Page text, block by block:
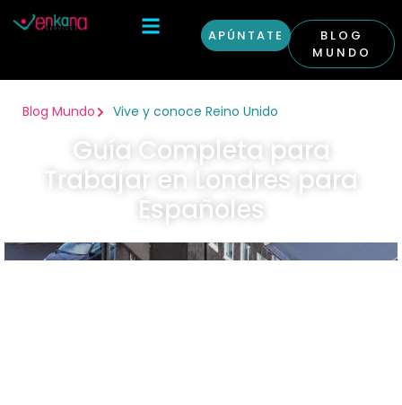
APÚNTATE
BLOG
MUNDO
Blog Mundo Vive y conoce Reino Unido
Guía Completa para
Trabajar en Londres para
Españoles